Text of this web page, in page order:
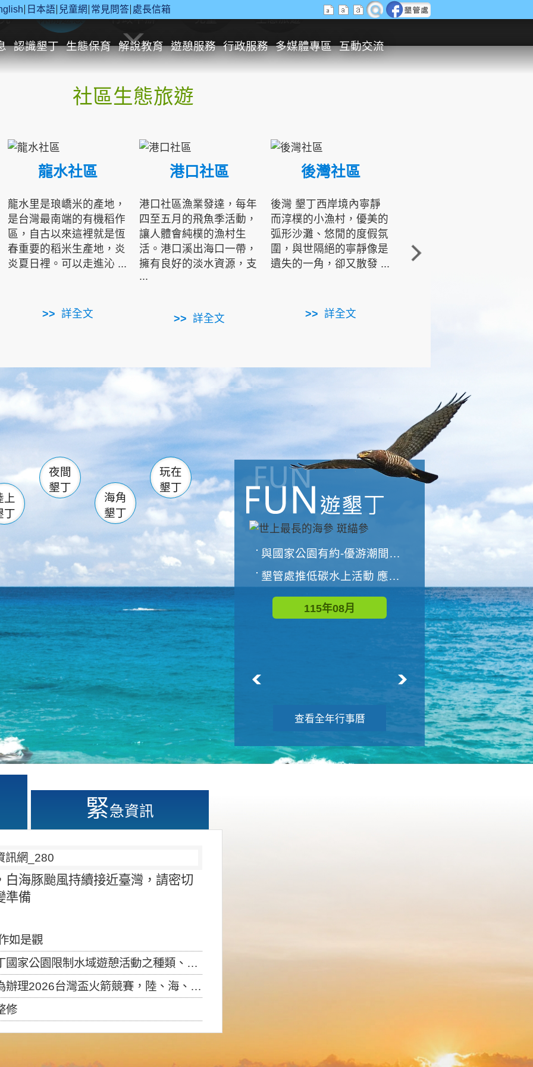
日本語 兒童網 常見問答 處長信箱
認識墾丁 生態保育 解說教育 遊憩服務 行政服務 多媒體專區 互動交流
休閒遊憩 行政申辦 兒童 生態旅遊
社區生態旅遊
龍水社區
龍水里是琅嶠米的產地，
是台灣最南端的有機稻作
區，自古以來這裡就是恆
春重要的稻米生產地，炎
炎夏日裡。可以走進沁 ...
詳全文
港口社區
港口社區漁業發達，每年
四至五月的飛魚季活動，
讓人體會純樸的漁村生
活。港口溪出海口一帶，
擁有良好的淡水資源，支
...
詳全文
後灣社區
後灣 墾丁西岸境內寧靜
而淳樸的小漁村，優美的
弧形沙灘、悠閒的度假氛
圍，與世隔絕的寧靜像是
遺失的一角，卻又散發 ...
詳全文
角的端點，冬季海浪拍打
著礁岸，旺盛的侵蝕作
南仁湖
滿州 佳樂水
森林遊樂區
墾管處遊客中心
社頂公園 風吹沙
船帆石 龍磐公園
香蕉灣 龍坑
鵝鑾鼻
上
丁
夜間
墾丁
海角
墾丁
玩在
墾丁
與國家公園有約-優游潮間探險者
墾管處推低碳水上活動 應屆畢業生限額免費參加
115年08月
世界地球清潔日 墾管處辦理「2026年墾丁國家公園沙灘淨灘活動
115年09月
查看全年行事曆
緊急資訊
海豚颱風持續接近臺灣，請密切
準備
如是觀
制水域遊憩活動之種類、範圍、時間及行為」，自即日生效。
盃火箭競賽，陸、海、空域警戒及協調相關事宜，因颱風備案事宜
修